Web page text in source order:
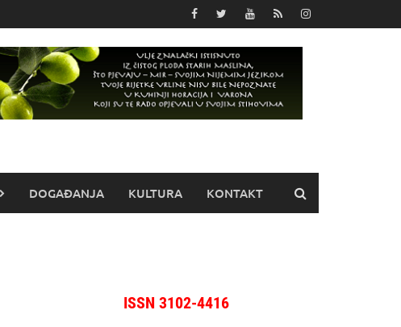
DOGAĐANJA KULTURA KONTAKT
ISSN 3102-4416